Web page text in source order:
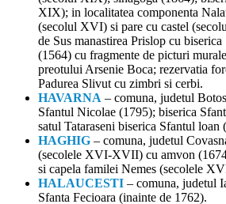
XIX); in localitatea componenta
(secolul XVI) si pare cu castel
de Sus manastirea Prislop cu
(1564) cu fragmente de picturi
preotului Arsenie Boca; rezervatia
Padurea Slivut cu zimbri si cerbi.
HAVARNA – comuna, judetul
Sfantul Nicolae (1795); biserica
satul Tataraseni biserica Sfantul loan
HAGHIG – comuna, judetul
(secolele XVI-XVII) cu amvon
si capela familei Nemes (secolele
HALAUCESTI – comuna, judetul
Sfanta Fecioara (inainte de 1762).